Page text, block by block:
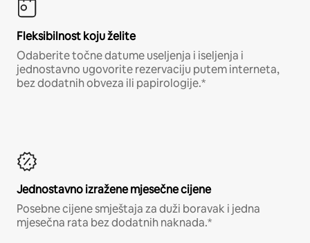
Fleksibilnost koju želite
Odaberite točne datume useljenja i iseljenja i
jednostavno ugovorite rezervaciju putem interneta,
bez dodatnih obveza ili papirologije.*
Jednostavno izražene mjesečne cijene
Posebne cijene smještaja za duži boravak i jedna
mjesečna rata bez dodatnih naknada.*